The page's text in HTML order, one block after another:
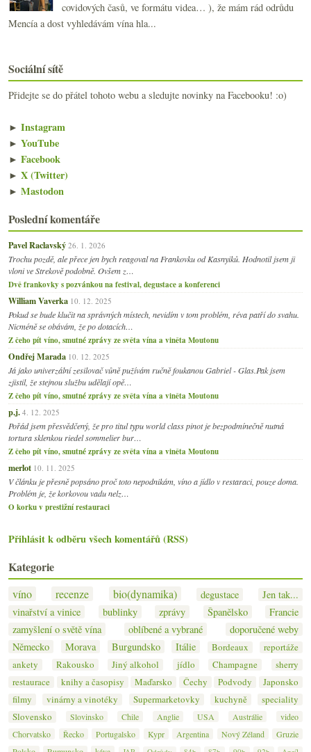
covidových časů, ve formátu videa… ), že mám rád odrůdu
Mencía a dost vyhledávám vína hla...
Sociální sítě
Přidejte se do přátel tohoto webu a sledujte novinky na Facebooku! :o)
► Instagram
► YouTube
► Facebook
► X (Twitter)
► Mastodon
Poslední komentáře
Pavel Raclavský 26. 1. 2026
Trochu pozdě, ale přece jen bych reagoval na Frankovku od Kasnyiků. Hodnotil jsem ji
vloni ve Strekově podobně. Ovšem z…
Dvě frankovky s pozvánkou na festival, degustace a konferenci
William Vaverka 10. 12. 2025
Pokud se bude klučit na správných místech, nevidím v tom problém, réva patří do svahu.
Nicméně se obávám, že po dotacích…
Z čeho pít víno, smutné zprávy ze světa vína a viněta Moutonu
Ondřej Marada 10. 12. 2025
Já jako univerzální zesilovač vůně pužívám ručně foukanou Gabriel - Glas.Pak jsem
zjistil, že stejnou službu udělají opě…
Z čeho pít víno, smutné zprávy ze světa vína a viněta Moutonu
p.j. 4. 12. 2025
Pořád jsem přesvědčený, že pro titul typu world class pinot je bezpodmínečně nutná
tortura sklenkou riedel sommelier bur…
Z čeho pít víno, smutné zprávy ze světa vína a viněta Moutonu
merlot 10. 11. 2025
V článku je přesně popsáno proč toto nepodnikám, víno a jídlo v restaraci, pouze doma.
Problém je, že korkovou vadu nelz…
O korku v prestižní restauraci
Přihlásit k odběru všech komentářů (RSS)
Kategorie
víno recenze bio(dynamika) degustace
Jen tak...
vinařství a vinice
bublinky zprávy Španělsko
Francie
zamyšlení o světě vína
oblíbené a vybrané
doporučené weby
Německo
Morava Burgundsko Itálie Bordeaux
reportáže
ankety
Rakousko Jiný alkohol jídlo Champagne
sherry
restaurace
knihy a časopisy Maďarsko Čechy Podvody
Japonsko
filmy
vinárny a vinotéky Supermarketovky kuchyně
speciality
Slovensko
Slovinsko Chile Anglie USA Austrálie
video
Chorvatsko
Řecko Portugalsko Kypr Argentina Nový Zéland
Gruzie